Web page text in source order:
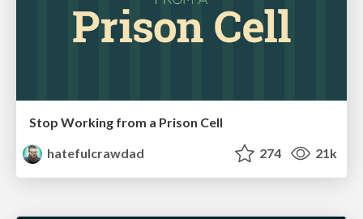
Stop Working from a Prison Cell
hatefulcrawdad
274 21k